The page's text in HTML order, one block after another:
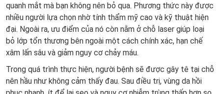
quanh mắt mà bạn không nên bỏ qua. Phương thức này được
nhiều người lựa chọn nhờ tính thẩm mỹ cao và kỹ thuật hiện
đại. Ngoài ra, ưu điểm của nó còn nằm ở chỗ laser giúp loại
bỏ lớp tổn thương bên ngoài một cách chính xác, hạn chế
xâm lấn sâu và giảm nguy cơ chảy máu.
Trong quá trình thực hiện, người bệnh sẽ được gây tê tại chỗ
nên hầu như không cảm thấy đau. Sau điều trị, vùng da hồi